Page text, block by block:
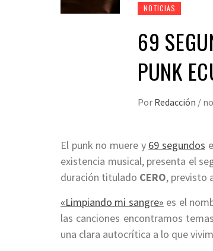
NOTICIAS
69
PUNK
Por Redacción /
El punk no muere y 69 segundos
existencia musical, presenta el
duración titulado CERO, previsto
«Limpiando mi sangre» es el
las canciones encontramos
una clara autocrítica a lo que